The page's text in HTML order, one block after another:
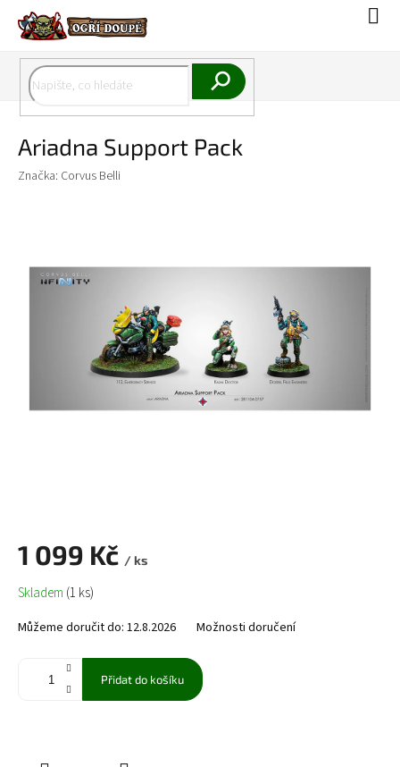
obsah
Ariadna Support Pack
Značka: Corvus Belli
1 099 Kč / ks
Měrná
cena:
Skladem (1 ks)
Můžeme doručit do: 12.8.2026 Možnosti doručení
Přidat do košíku